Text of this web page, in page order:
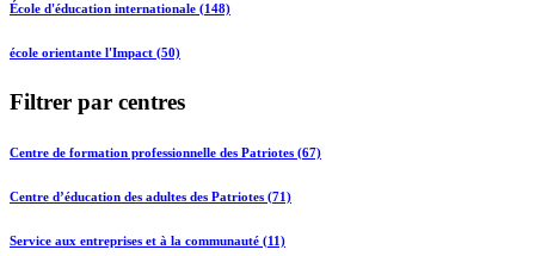
École d'éducation internationale (148)
école orientante l'Impact (50)
Filtrer par centres
Centre de formation professionnelle des Patriotes (67)
Centre d’éducation des adultes des Patriotes (71)
Service aux entreprises et à la communauté (11)